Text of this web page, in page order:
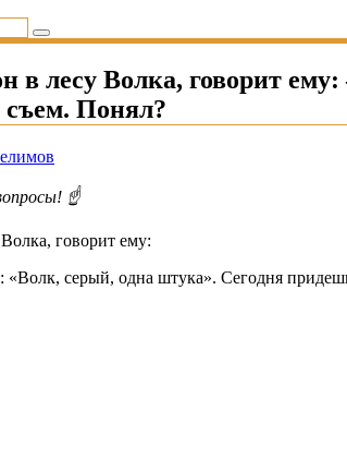
в лесу Волка, говорит
съем. Понял?
☝️
говорит ему:
серый, одна штука». Сегодня